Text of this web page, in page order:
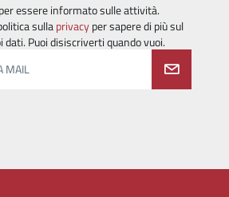
essere informato sulle attività.
sullaprivacyper sapere di più sul
Puoi disiscriverti quando vuoi.
MAIL